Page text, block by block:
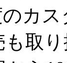
のカ
も取